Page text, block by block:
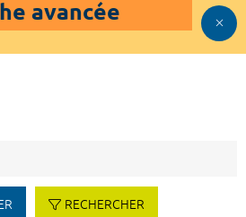
avancée
RECHERCHER